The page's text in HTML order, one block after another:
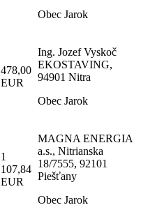
Obec Jarok
478,00
EUR
Ing. Jozef Vyskoč
EKOSTAVING,
94901 Nitra
Obec Jarok
1
107,84
EUR
MAGNA ENERGIA
a.s., Nitrianska
18/7555, 92101
Piešťany
Obec Jarok